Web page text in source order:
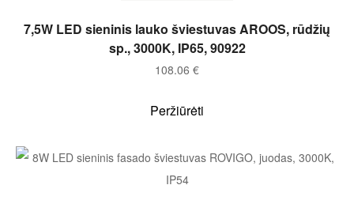
Į KREPŠELĮ
7,5W LED sieninis lauko šviestuvas AROOS, rūdžių
sp., 3000K, IP65, 90922
108.06 €
Peržiūrėti